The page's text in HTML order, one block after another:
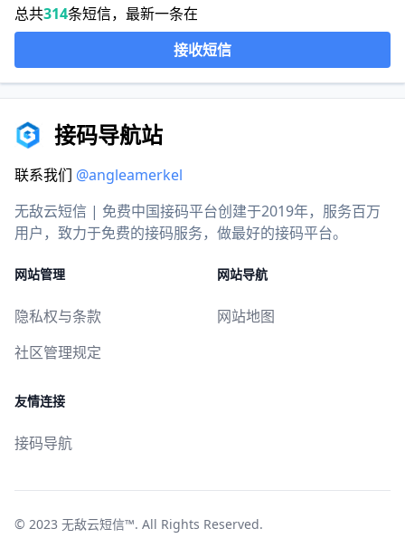
总共314条短信，最新一条在
接收短信
接码导航站
联系我们 @angleamerkel
无敌云短信 | 免费中国接码平台创建于2019年，服务百万
用户，致力于免费的接码服务，做最好的接码平台。
网站管理
隐私权与条款
社区管理规定
网站导航
网站地图
友情连接
接码导航
© 2023 无敌云短信™. All Rights Reserved.